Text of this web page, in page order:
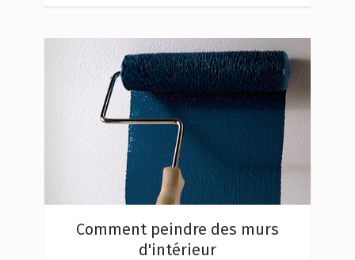
Comment peindre des murs
d'intérieur